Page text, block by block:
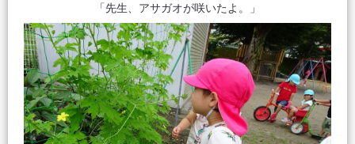
「先生、アサガオが咲いたよ。」